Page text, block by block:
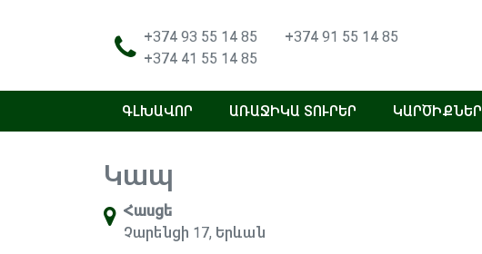
+374 93 55 14 85
+374 91 55 14 85
+374 41 55 14 85
ԳԼԽԱՎՈՐ ԱՌԱՋԻԿԱ ՏՈՒՐԵՐ ԿԱՐԾԻՔՆԵՐ
Կապ
Հասցե
Չարենցի 17, Երևան